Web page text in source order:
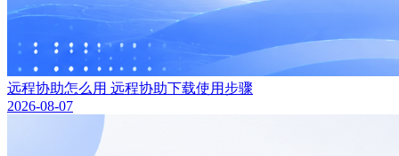
远程协助怎么用 远程协助下载使用步骤
2026-08-07